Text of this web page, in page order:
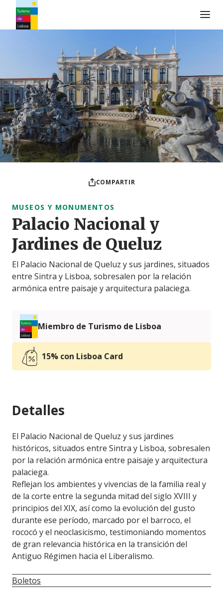
COMPARTIR
MUSEOS Y MONUMENTOS
Palacio Nacional y
Jardines de Queluz
El Palacio Nacional de Queluz y sus jardines, situados
entre Sintra y Lisboa, sobresalen por la relación
armónica entre paisaje y arquitectura palaciega.
Miembro de Turismo de Lisboa
15% con Lisboa Card
Detalles
El Palacio Nacional de Queluz y sus jardines
históricos, situados entre Sintra y Lisboa, sobresalen
por la relación armónica entre paisaje y arquitectura
palaciega.
Reflejan los ambientes y vivencias de la familia real y
de la corte entre la segunda mitad del siglo XVIII y
principios del XIX, así como la evolución del gusto
durante ese período, marcado por el barroco, el
rococó y el neoclasicismo, testimoniando momentos
de gran relevancia histórica en la transición del
Antiguo Régimen hacia el Liberalismo.
Boletos